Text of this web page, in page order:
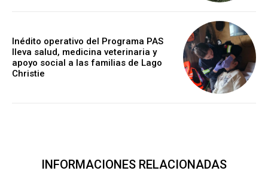
Inédito operativo del Programa PAS
lleva salud, medicina veterinaria y
apoyo social a las familias de Lago
Christie
INFORMACIONES RELACIONADAS